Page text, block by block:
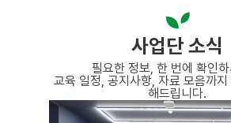
사업단 소식
필요한 정보, 한 번에 확인
교육 일정, 공지사항, 자료 모음까
해드립니다.